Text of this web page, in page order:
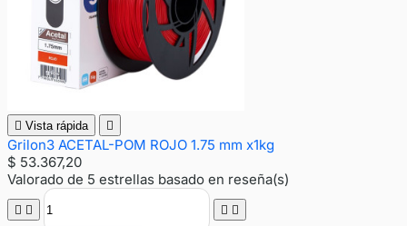
 Vista rápida 
Grilon3 ACETAL-POM ROJO 1.75 mm x1kg
$ 53.367,20
Valorado de 5 estrellas basado en reseña(s)
   